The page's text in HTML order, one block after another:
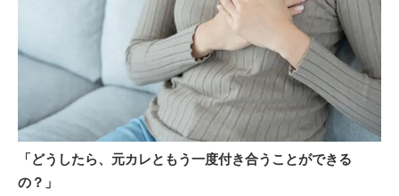
「どうしたら、元カレともう一度付き合うことができる
の？」